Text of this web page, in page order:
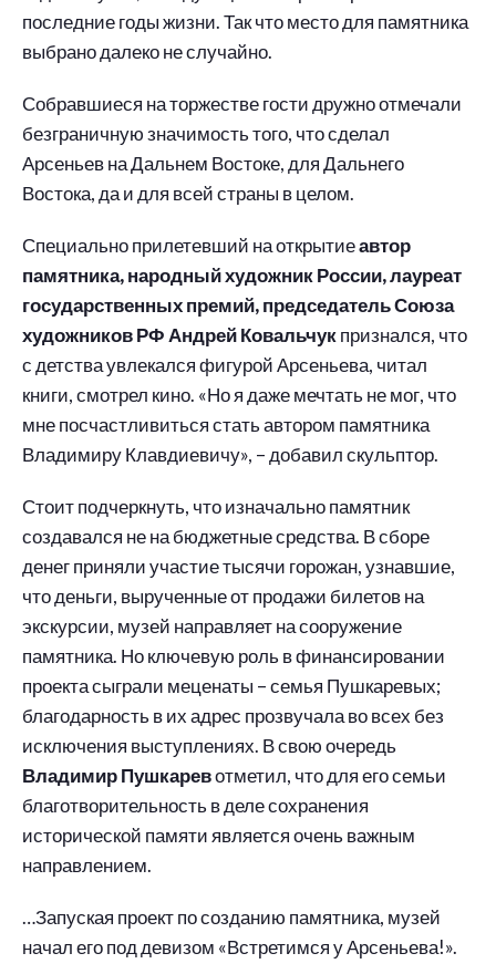
последние годы жизни. Так что место для памятника
выбрано далеко не случайно.
Собравшиеся на торжестве гости дружно отмечали
безграничную значимость того, что сделал
Арсеньев на Дальнем Востоке, для Дальнего
Востока, да и для всей страны в целом.
Специально прилетевший на открытиеавтор
памятника, народный художник России, лауреат
государственных премий, председатель Союза
художников РФ Андрей Ковальчукпризнался, что
с детства увлекался фигурой Арсеньева, читал
книги, смотрел кино. «Но я даже мечтать не мог, что
мне посчастливиться стать автором памятника
Владимиру Клавдиевичу», – добавил скульптор.
Стоит подчеркнуть, что изначально памятник
создавался не на бюджетные средства. В сборе
денег приняли участие тысячи горожан, узнавшие,
что деньги, вырученные от продажи билетов на
экскурсии, музей направляет на сооружение
памятника. Но ключевую роль в финансировании
проекта сыграли меценаты – семья Пушкаревых;
благодарность в их адрес прозвучала во всех без
исключения выступлениях. В свою очередь
Владимир Пушкаревотметил, что для его семьи
благотворительность в деле сохранения
исторической памяти является очень важным
направлением.
…Запуская проект по созданию памятника, музей
начал его под девизом «Встретимся у Арсеньева!».